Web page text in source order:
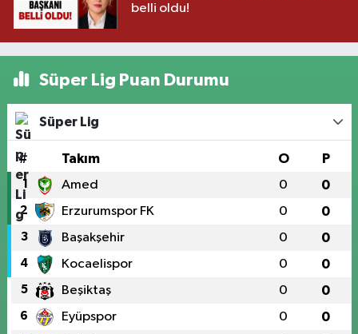
belli oldu!
Süper Lig Puan Durumu
Süper Lig
# Takım O P
1 Amed 0 0
2 Erzurumspor FK 0 0
3 Başakşehir 0 0
4 Kocaelispor 0 0
5 Beşiktaş 0 0
6 Eyüpspor 0 0